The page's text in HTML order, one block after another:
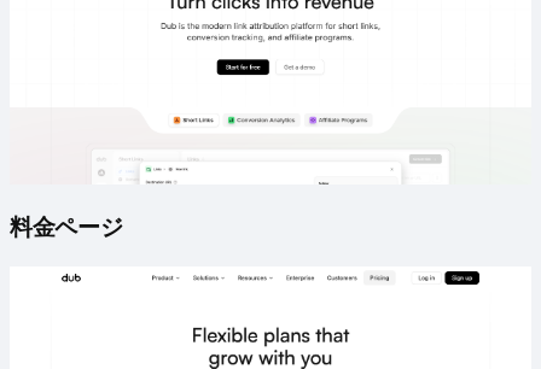
料金ページ